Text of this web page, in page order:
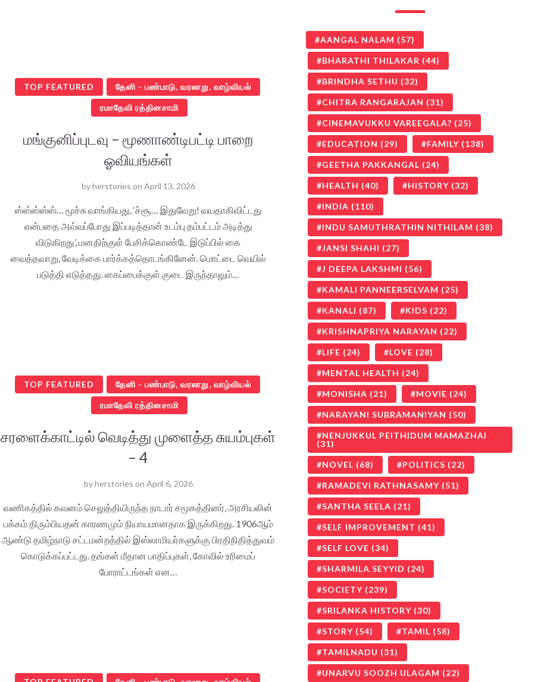
TOP FEATURED தேனி - பண்பாடு, வரலாறு, வாழ்வியல்
ரமாதேவி ரத்தினசாமி
மங்குனிப்புடவு – மூணாண்டிபட்டி பாறை
ஓவியங்கள்
byherstories on April 13, 2026
ஸ்ஸ்ஸ்ஸ்ஸ்… மூச்சு வாங்கியது, ‘ச்சூ… இதுவேறு! வயதாகிவிட்டது
என்பதை அவ்வப்போது இப்படித்தான் உடம்பு தம்பட்டம் அடித்து
விடுகிறது’, மனதிற்குள் பேசிக்கொண்டே இடுப்பில் கை
வைத்தவாறு, வேடிக்கை பார்க்கத்தொடங்கினேன். மொட்டை வெயில்
படுத்தி எடுத்தது. கைப்பைக்குள் குடை இருந்தாலும்…
TOP FEATURED தேனி - பண்பாடு, வரலாறு, வாழ்வியல்
ரமாதேவி ரத்தினசாமி
சரளைக்காட்டில் வெடித்து முளைத்த சுயம்புகள்
– 4
byherstories on April 6, 2026
வணிகத்தில் கவனம் செலுத்தியிருந்த நாடார் சமூகத்தினர், அரசியலின்
பக்கம் திரும்பியதன் காரணமும் நியாயமானதாக இருக்கிறது. 1906ஆம்
ஆண்டு தமிழ்நாடு சட்டமன்றத்தில் இஸ்லாமியர்களுக்கு பிரதிநிதித்துவம்
கொடுக்கப்பட்டது. தங்கள் மீதான பாதிப்புகள், கோவில் உரிமைப்
போராட்டங்கள் என…
AANGAL NALAM (57)
BHARATHI THILAKAR (44)
BRINDHA SETHU (32)
CHITRA RANGARAJAN (31)
CINEMAVUKKU VAREEGALA? (25)
EDUCATION (29) FAMILY (138)
GEETHA PAKKANGAL (24)
HEALTH (40) HISTORY (32)
INDIA (110)
INDU SAMUTHRATHIN NITHILAM (38)
JANSI SHAHI (27)
J DEEPA LAKSHMI (56)
KAMALI PANNEERSELVAM (25)
KANALI (87) KIDS (22)
KRISHNAPRIYA NARAYAN (22)
LIFE (24) LOVE (28)
MENTAL HEALTH (24)
MONISHA (21) MOVIE (24)
NARAYANI SUBRAMANIYAN (50)
NENJUKKUL PEITHIDUM MAMAZHAI
(31)
NOVEL (68) POLITICS (22)
RAMADEVI RATHNASAMY (51)
SANTHA SEELA (21)
SELF IMPROVEMENT (41)
SELF LOVE (34)
SHARMILA SEYYID (24)
SOCIETY (239)
SRILANKA HISTORY (30)
STORY (54) TAMIL (58)
TAMILNADU (31)
UNARVU SOOZH ULAGAM (22)